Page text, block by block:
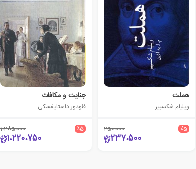
هملت
ویلیام شکسپیر
٪5 250،000
237،500
جنایت و مکافات
فئودور داستایفسکی
٪5 1،285،000
1،220،750